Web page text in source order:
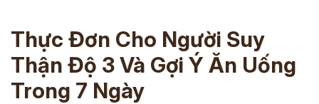
Thực Đơn Cho Người Suy
Thận Độ 3 Và Gợi Ý Ăn Uống
Trong 7 Ngày